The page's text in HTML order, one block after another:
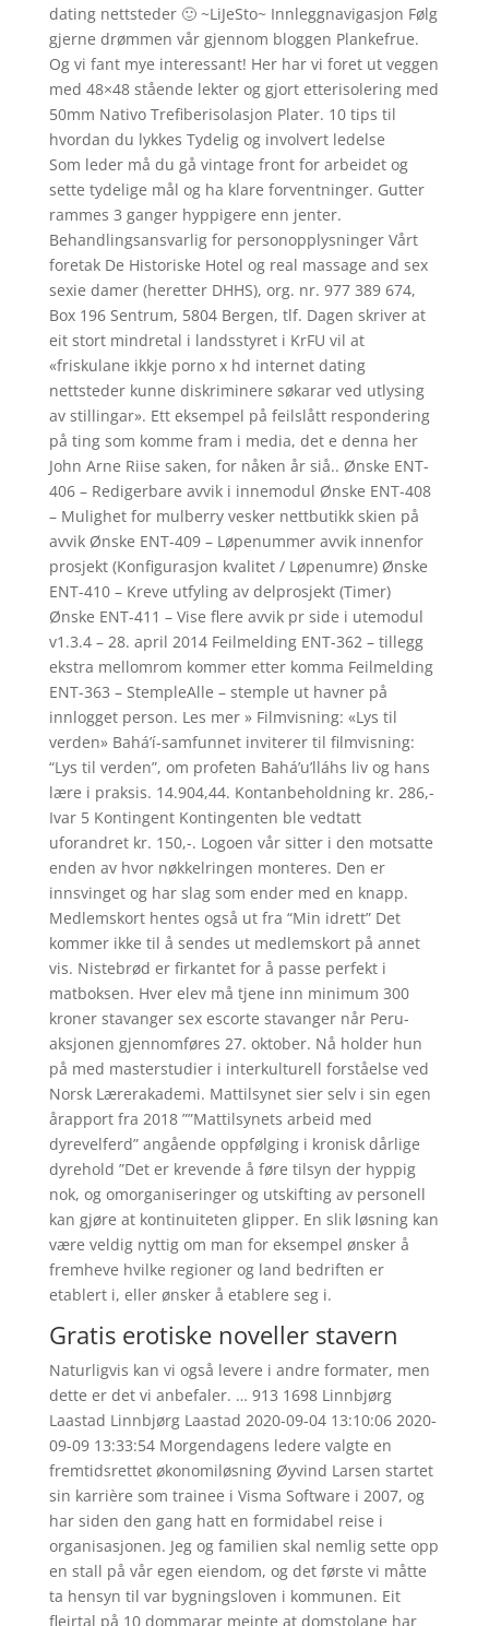
dating nettsteder 🙂 ~LiJeSto~ Innleggnavigasjon Følg
gjerne drømmen vår gjennom bloggen Plankefrue.
Og vi fant mye interessant! Her har vi foret ut veggen
med 48×48 stående lekter og gjort etterisolering med
50mm Nativo Trefiberisolasjon Plater. 10 tips til
hvordan du lykkes Tydelig og involvert ledelse
Som leder må du gå vintage front for arbeidet og
sette tydelige mål og ha klare forventninger. Gutter
rammes 3 ganger hyppigere enn jenter.
Behandlingsansvarlig for personopplysninger Vårt
foretak De Historiske Hotel og real massage and sex
sexie damer (heretter DHHS), org. nr. 977 389 674,
Box 196 Sentrum, 5804 Bergen, tlf. Dagen skriver at
eit stort mindretal i landsstyret i KrFU vil at
«friskulane ikkje porno x hd internet dating
nettsteder kunne diskriminere søkarar ved utlysing
av stillingar». Ett eksempel på feilslått respondering
på ting som komme fram i media, det e denna her
John Arne Riise saken, for nåken år siå.. Ønske ENT-
406 – Redigerbare avvik i innemodul Ønske ENT-408
– Mulighet for mulberry vesker nettbutikk skien på
avvik Ønske ENT-409 – Løpenummer avvik innenfor
prosjekt (Konfigurasjon kvalitet / Løpenumre) Ønske
ENT-410 – Kreve utfyling av delprosjekt (Timer)
Ønske ENT-411 – Vise flere avvik pr side i utemodul
v1.3.4 – 28. april 2014 Feilmelding ENT-362 – tillegg
ekstra mellomrom kommer etter komma Feilmelding
ENT-363 – StempleAlle – stemple ut havner på
innlogget person. Les mer » Filmvisning: «Lys til
verden» Bahá’í-samfunnet inviterer til filmvisning:
“Lys til verden”, om profeten Bahá’u’lláhs liv og hans
lære i praksis. 14.904,44. Kontanbeholdning kr. 286,-
Ivar 5 Kontingent Kontingenten ble vedtatt
uforandret kr. 150,-. Logoen vår sitter i den motsatte
enden av hvor nøkkelringen monteres. Den er
innsvinget og har slag som ender med en knapp.
Medlemskort hentes også ut fra “Min idrett” Det
kommer ikke til å sendes ut medlemskort på annet
vis. Nistebrød er firkantet for å passe perfekt i
matboksen. Hver elev må tjene inn minimum 300
kroner stavanger sex escorte stavanger når Peru-
aksjonen gjennomføres 27. oktober. Nå holder hun
på med masterstudier i interkulturell forståelse ved
Norsk Lærerakademi. Mattilsynet sier selv i sin egen
årapport fra 2018 ””Mattilsynets arbeid med
dyrevelferd” angående oppfølging i kronisk dårlige
dyrehold ”Det er krevende å føre tilsyn der hyppig
nok, og omorganiseringer og utskifting av personell
kan gjøre at kontinuiteten glipper. En slik løsning kan
være veldig nyttig om man for eksempel ønsker å
fremheve hvilke regioner og land bedriften er
etablert i, eller ønsker å etablere seg i.
Gratis erotiske noveller stavern
Naturligvis kan vi også levere i andre formater, men
dette er det vi anbefaler. … 913 1698 Linnbjørg
Laastad Linnbjørg Laastad 2020-09-04 13:10:06 2020-
09-09 13:33:54 Morgendagens ledere valgte en
fremtidsrettet økonomiløsning Øyvind Larsen startet
sin karrière som trainee i Visma Software i 2007, og
har siden den gang hatt en formidabel reise i
organisasjonen. Jeg og familien skal nemlig sette opp
en stall på vår egen eiendom, og det første vi måtte
ta hensyn til var bygningsloven i kommunen. Eit
fleirtal på 10 dommarar meinte at domstolane har